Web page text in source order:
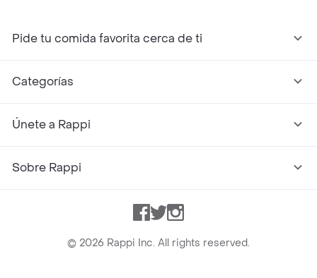
Pide tu comida favorita cerca de ti
Categorías
Únete a Rappi
Sobre Rappi
Facebook
TwitterInstagram
© 2026 Rappi Inc. All rights reserved.